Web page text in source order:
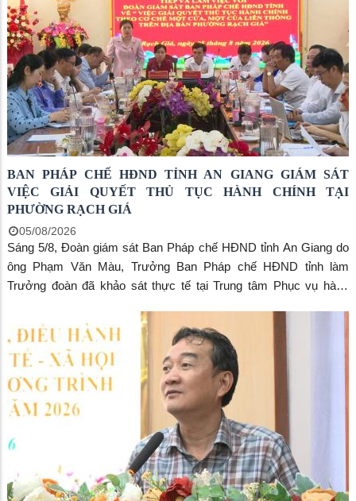
BAN PHÁP CHẾ HĐND TỈNH AN GIANG GIÁM SÁT
VIỆC GIẢI QUYẾT THỦ TỤC HÀNH CHÍNH TẠI
PHƯỜNG RẠCH GIÁ
05/08/2026
Sáng 5/8, Đoàn giám sát Ban Pháp chế HĐND tỉnh An Giang do
ông Phạm Văn Màu, Trưởng Ban Pháp chế HĐND tỉnh làm
Trưởng đoàn đã khảo sát thực tế tại Trung tâm Phục vụ hành
việc thực hiện thủ tục hành chính theo cơ chế một cửa, một cửa
liên thông. Tiếp và làm việc với Đoàn có bà Nguyễn Thị Hoàn
Xuân, Phó Bí thư Thường trực Đảng ủy, Chủ tịch HĐND phường;
ông Dương Hồng Tuấn, Phó Chủ tịch UBND phường cùng lãnh
đạo các cơ quan, đơn vị liên quan.